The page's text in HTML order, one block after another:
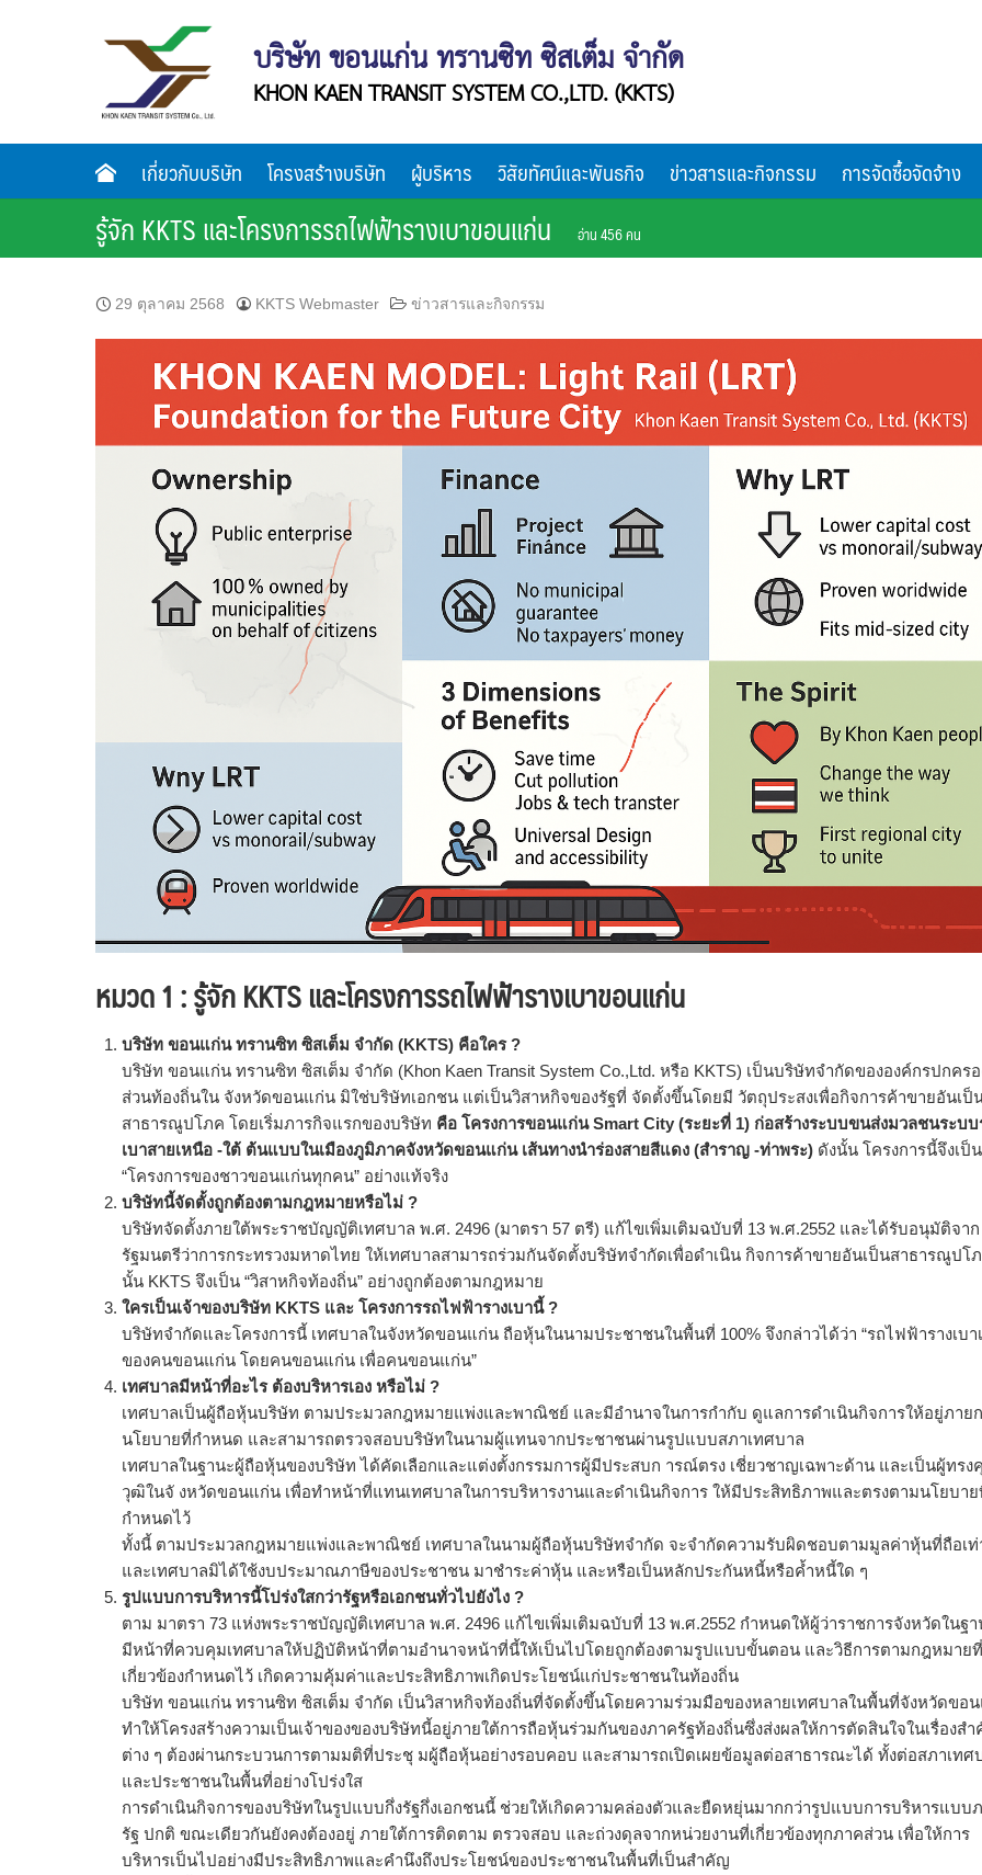
บริษัท ขอนแก่น ทรานซิท ซิสเต็ม จำกัด
KHON KAEN TRANSIT SYSTEM CO.,LTD. (KKTS)
เกี่ยวกับบริษัท โครงสร้างบริษัท ผู้บริหาร วิสัยทัศน์และพันธกิจ ข่าวสารและกิจกรรม การจัดซื้อจัดจ้าง
รู้จัก KKTS และโครงการรถไฟฟ้ารางเบาขอนแก่น อ่าน 456 คน
29 ตุลาคม 2568 KKTS Webmaster ข่าวสารและกิจกรรม
หมวด 1 : รู้จัก KKTS และโครงการรถไฟฟ้ารางเบาขอนแก่น
บริษัท ขอนแก่น ทรานซิท ซิสเต็ม จำกัด (KKTS) คือใคร ?
บริษัท ขอนแก่น ทรานซิท ซิสเต็ม จำกัด (Khon Kaen Transit System Co.,Ltd. หรือ KKTS) เป็นบริษัทจำกัดขององค์กรปกครอ
ส่วนท้องถิ่นใน จังหวัดขอนแก่น มิใช่บริษัทเอกชน แต่เป็นวิสาหกิจของรัฐที่ จัดตั้งขึ้นโดยมี วัตถุประสงเพื่อกิจการค้าขายอันเป็
สาธารณูปโภค โดยเริ่มภารกิจแรกของบริษัท คือ โครงการขอนแก่น Smart City (ระยะที่ 1) ก่อสร้างระบบขนส่งมวลชนระบบ
เบาสายเหนือ -ใต้ ต้นแบบในเมืองภูมิภาคจังหวัดขอนแก่น เส้นทางนำร่องสายสีแดง (สำราญ -ท่าพระ) ดังนั้น โครงการนี้จึงเป็น
“โครงการของชาวขอนแก่นทุกคน” อย่างแท้จริง
บริษัทนี้จัดตั้งถูกต้องตามกฎหมายหรือไม่ ?
บริษัทจัดตั้งภายใต้พระราชบัญญัติเทศบาล พ.ศ. 2496 (มาตรา 57 ตรี) แก้ไขเพิ่มเติมฉบับที่ 13 พ.ศ.2552 และได้รับอนุมัติจาก
รัฐมนตรีว่าการกระทรวงมหาดไทย ให้เทศบาลสามารถร่วมกันจัดตั้งบริษัทจำกัดเพื่อดำเนิน กิจการค้าขายอันเป็นสาธารณูปโ
นั้น KKTS จึงเป็น “วิสาหกิจท้องถิ่น” อย่างถูกต้องตามกฎหมาย
ใครเป็นเจ้าของบริษัท KKTS และ โครงการรถไฟฟ้ารางเบานี้ ?
บริษัทจำกัดและโครงการนี้ เทศบาลในจังหวัดขอนแก่น ถือหุ้นในนามประชาชนในพื้นที่ 100% จึงกล่าวได้ว่า “รถไฟฟ้ารางเบา
ของคนขอนแก่น โดยคนขอนแก่น เพื่อคนขอนแก่น”
เทศบาลมีหน้าที่อะไร ต้องบริหารเอง หรือไม่ ?
เทศบาลเป็นผู้ถือหุ้นบริษัท ตามประมวลกฎหมายแพ่งและพาณิชย์ และมีอำนาจในการกำกับ ดูแลการดำเนินกิจการให้อยู่ภาย
นโยบายที่กำหนด และสามารถตรวจสอบบริษัทในนามผู้แทนจากประชาชนผ่านรูปแบบสภาเทศบาล
เทศบาลในฐานะผู้ถือหุ้นของบริษัท ได้คัดเลือกและแต่งตั้งกรรมการผู้มีประสบก ารณ์ตรง เชี่ยวชาญเฉพาะด้าน และเป็นผู้ทร
วุฒิในจั งหวัดขอนแก่น เพื่อทำหน้าที่แทนเทศบาลในการบริหารงานและดำเนินกิจการ ให้มีประสิทธิภาพและตรงตามนโยบาย
กำหนดไว้
ทั้งนี้ ตามประมวลกฎหมายแพ่งและพาณิชย์ เทศบาลในนามผู้ถือหุ้นบริษัทจำกัด จะจำกัดความรับผิดชอบตามมูลค่าหุ้นที่ถือเ
และเทศบาลมิได้ใช้งบประมาณภาษีของประชาชน มาชำระค่าหุ้น และหรือเป็นหลักประกันหนี้หรือค้ำหนี้ใด ๆ
รูปแบบการบริหารนี้โปร่งใสกว่ารัฐหรือเอกชนทั่วไปยังไง ?
ตาม มาตรา 73 แห่งพระราชบัญญัติเทศบาล พ.ศ. 2496 แก้ไขเพิ่มเติมฉบับที่ 13 พ.ศ.2552 กำหนดให้ผู้ว่าราชการจังหวัดในฐา
มีหน้าที่ควบคุมเทศบาลให้ปฏิบัติหน้าที่ตามอำนาจหน้าที่นี้ให้เป็นไปโดยถูกต้องตามรูปแบบขั้นตอน และวิธีการตามกฎหมายที่
เกี่ยวข้องกำหนดไว้ เกิดความคุ้มค่าและประสิทธิภาพเกิดประโยชน์แก่ประชาชนในท้องถิ่น
บริษัท ขอนแก่น ทรานซิท ซิสเต็ม จำกัด เป็นวิสาหกิจท้องถิ่นที่จัดตั้งขึ้นโดยความร่วมมือของหลายเทศบาลในพื้นที่จังหวัดขอ
ทำให้โครงสร้างความเป็นเจ้าของของบริษัทนี้อยู่ภายใต้การถือหุ้นร่วมกันของภาครัฐท้องถิ่นซึ่งส่งผลให้การตัดสินใจในเรื่องส
ต่าง ๆ ต้องผ่านกระบวนการตามมติที่ประชุ มผู้ถือหุ้นอย่างรอบคอบ และสามารถเปิดเผยข้อมูลต่อสาธารณะได้ ทั้งต่อสภาเทศ
และประชาชนในพื้นที่อย่างโปร่งใส
การดำเนินกิจการของบริษัทในรูปแบบกึ่งรัฐกึ่งเอกชนนี้ ช่วยให้เกิดความคล่องตัวและยืดหยุ่นมากกว่ารูปแบบการบริหารแบบ
รัฐ ปกติ ขณะเดียวกันยังคงต้องอยู่ ภายใต้การติดตาม ตรวจสอบ และถ่วงดุลจากหน่วยงานที่เกี่ยวข้องทุกภาคส่วน เพื่อให้การ
บริหารเป็นไปอย่างมีประสิทธิภาพและคำนึงถึงประโยชน์ของประชาชนในพื้นที่เป็นสำคัญ